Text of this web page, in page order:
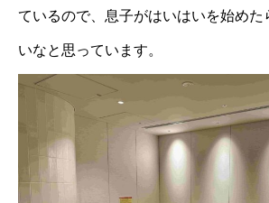
ているので、息子がはいはいを始めた
いなと思っています。